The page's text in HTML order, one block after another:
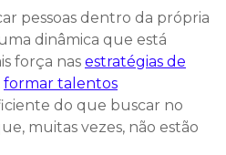
pessoas dentro da própria
dinâmica que está
força nas estratégias de
formar talentos
do que buscar no
muitas vezes, não estão